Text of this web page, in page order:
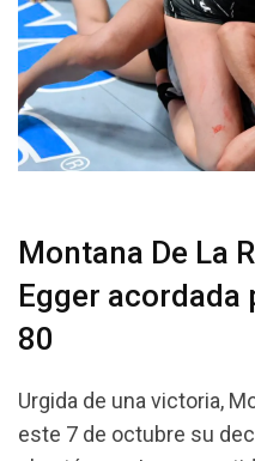
Montana De La
Egger acordada
80
Urgida de una victoria,
este 7 de octubre su